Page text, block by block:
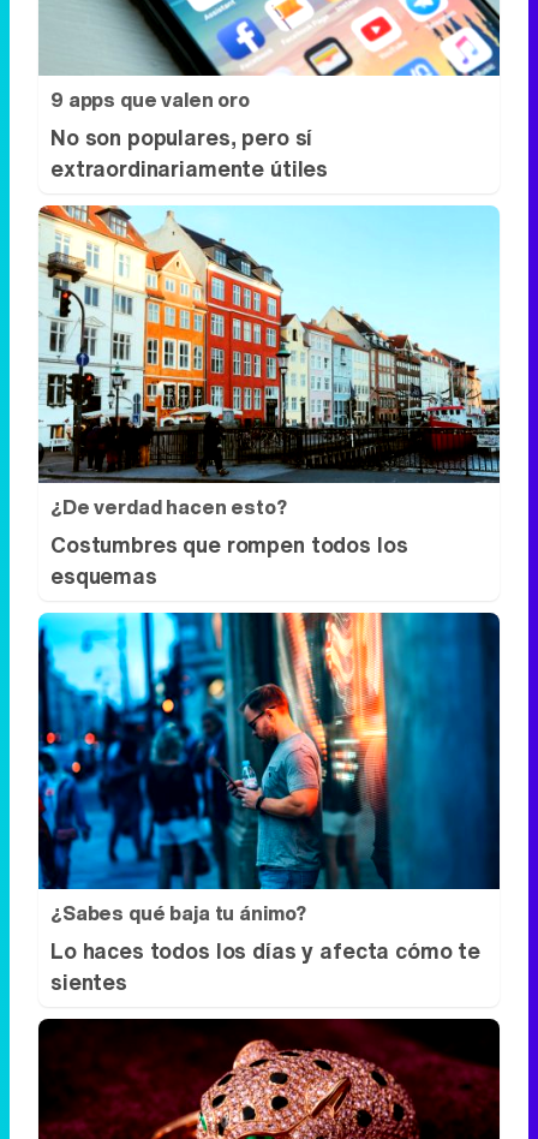
9 apps que valen oro
No son populares, pero sí
extraordinariamente útiles
¿De verdad hacen esto?
Costumbres que rompen todos los
esquemas
¿Sabes qué baja tu ánimo?
Lo haces todos los días y afecta cómo te
sientes